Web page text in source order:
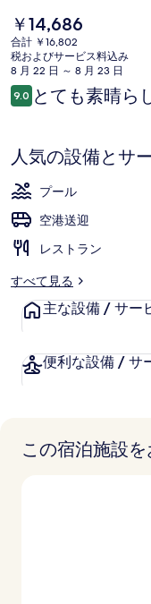
ル
の
写
真
ャ
ラ
リ
ー
す。周辺ではさまざま
ラハウス駅までは 7 分
現
在
の
料
金
は
す
￥14,686
合計 ￥16,802
税およびサービス料込み
8 月 22 日 ～ 8 月 23 日
口
コ
9.010段階中9.0
とても素晴ら
人気の設備とサ
プール
空港送迎
レストラン
すべて見る
主な設備 / サー
便利な設備 / サ
この宿泊施設